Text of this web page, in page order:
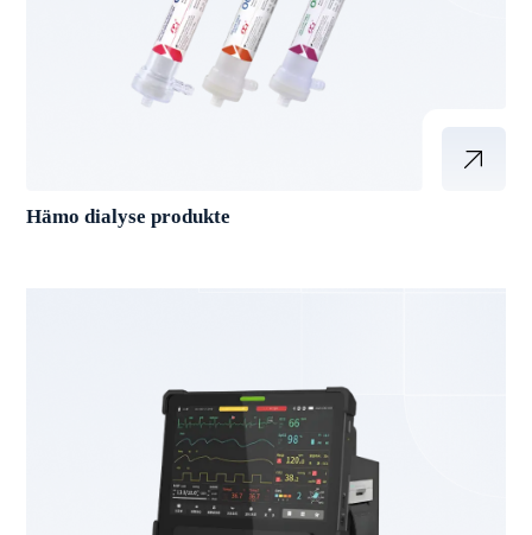
Hämo dialyse produkte